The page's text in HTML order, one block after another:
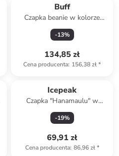
Buff
Czapka beanie w kolorze
szarym
-13%
134,85 zł
Cena producenta: 156,38 zł*
Icepeak
Czapka "Hanamaulu" w
kolorze granatowym
-19%
69,91 zł
Cena producenta: 86,96 zł*